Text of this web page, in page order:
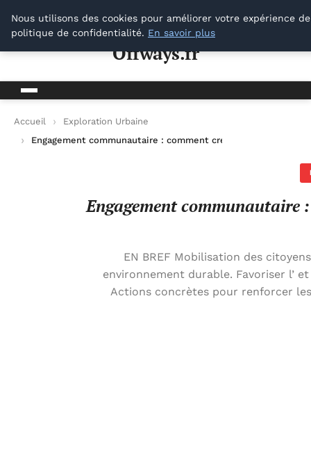
Offways.fr
Offways.fr
Accueil
Exploration Urbaine
Engagement communautaire : comment créer un impact
Engagement communautaire
EN BREF Mobilisation des
environnement durable. Favoriser l’
Actions concrètes pour renforcer
Nous utilisons des cookies pour améliorer votre expérience
politique de confidentialité. En savoir plus